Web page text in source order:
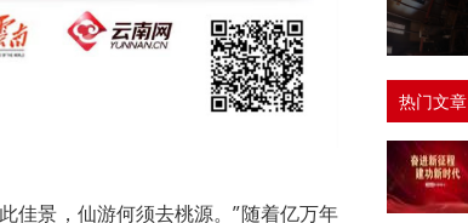
佳景，仙游何须去桃源。”随着亿万年
热门文章